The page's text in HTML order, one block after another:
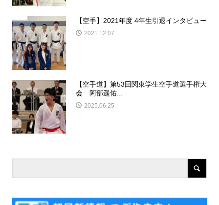
【空手】2021年度 4年生引退インタビュー
2021.12.07
【空手道】第53回関東学生空手道選手権大
会 阿部遥佑...
2025.06.25